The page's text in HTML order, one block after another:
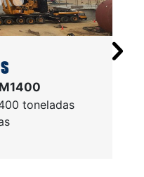
toneladas